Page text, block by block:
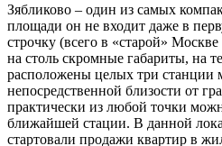
Зябликово – один из самых
площади он не входит даже в
строчку (всего в «старой»
на столь скромные габариты, на
расположены целых три станции
непосредственной близости от
практически из любой точки
ближайшей стации. В данной
стартовали продажи квартир в